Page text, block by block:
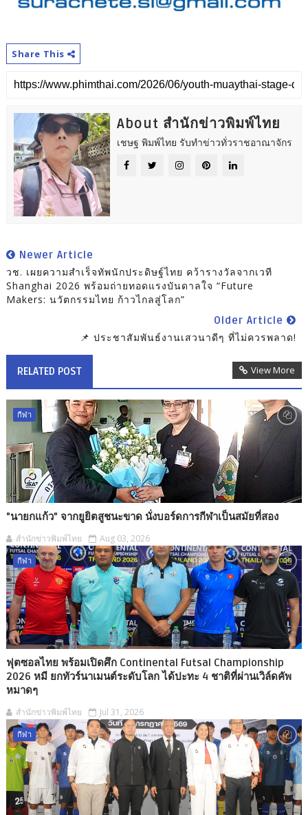
Share This
About สำนักข่าวพิมพ์ไทย
เชษฐ พิมพ์ไทย รับทำข่าวทั่วราชอาณาจักร
Newer Article
วช. เผยความสำเร็จทัพนักประดิษฐ์ไทย คว้ารางวัลจากเวที
Shanghai 2026 พร้อมถ่ายทอดแรงบันดาลใจ “Future
Makers: นวัตกรรมไทย ก้าวไกลสู่โลก”
Older Article
📌 ประชาสัมพันธ์งานเสวนาดีๆ ที่ไม่ควรพลาด!
RELATED POST View More
กีฬา
"นายกแก้ว" จากยูยิตสูชนะขาด นั่งบอร์ดการกีฬาเป็นสมัยที่สอง
สำนักข่าวพิมพ์ไทย Aug 03, 2026
กีฬา
ฟุตซอลไทย พร้อมเปิดศึก Continental Futsal Championship
2026 หมี ยกทัวร์นาเมนต์ระดับโลก ได้ปะทะ 4 ชาติที่ผ่านเวิล์ดคัพ
หมาดๆ
สำนักข่าวพิมพ์ไทย Jul 31, 2026
กีฬา